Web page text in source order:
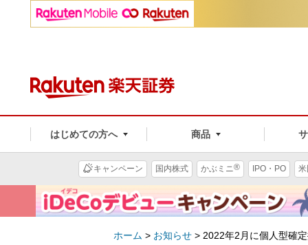
はじめての方へ 商品
キャンペーン 国内株式 かぶミニ® IPO・PO
ホーム > お知らせ > 2022年2月に個人型確